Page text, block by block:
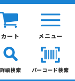
メニュー
カート
バーコード検索
詳細検索